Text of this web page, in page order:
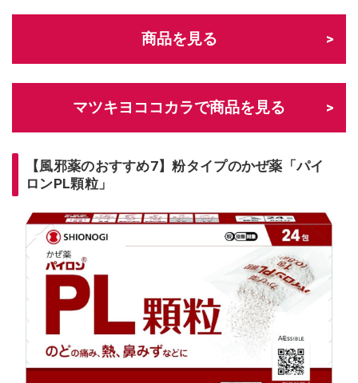
商品を見る
マツキヨココカラで商品を見る
【風邪薬のおすすめ7】粉タイプのかぜ薬「パイ
ロンPL顆粒」